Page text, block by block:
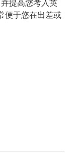
提高您考入英
便于您在出差或